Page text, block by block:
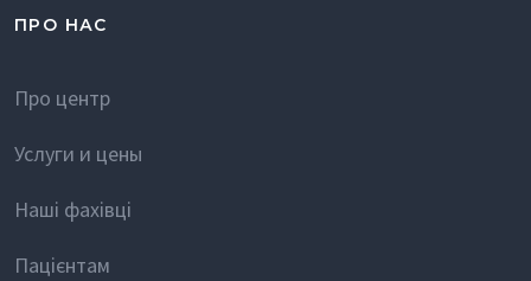
ПРО НАС
Про центр
Услуги и цены
Наші фахівці
Пацієнтам